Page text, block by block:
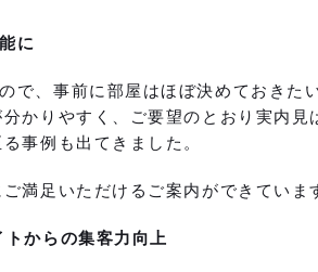
に
、事前に部屋はほぼ決めておきた
かりやすく、ご要望のとおり実内見
事例も出てきました。
満足いただけるご案内ができていま
からの集客力向上